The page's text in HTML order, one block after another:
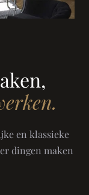
en klassieke
dingen maken